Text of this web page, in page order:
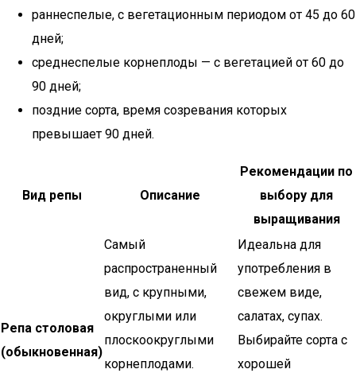
раннеспелые, с вегетационным периодом от 45 до 60
дней;
среднеспелые корнеплоды — с вегетацией от 60 до
90 дней;
поздние сорта, время созревания которых
превышает 90 дней.
Вид репы Описание
Рекомендации по
выбору для
выращивания
Репа столовая
(обыкновенная)
Самый
распространенный
вид, с крупными,
округлыми или
плоскоокруглыми
корнеплодами.
Идеальна для
употребления в
свежем виде,
салатах, супах.
Выбирайте сорта с
хорошей